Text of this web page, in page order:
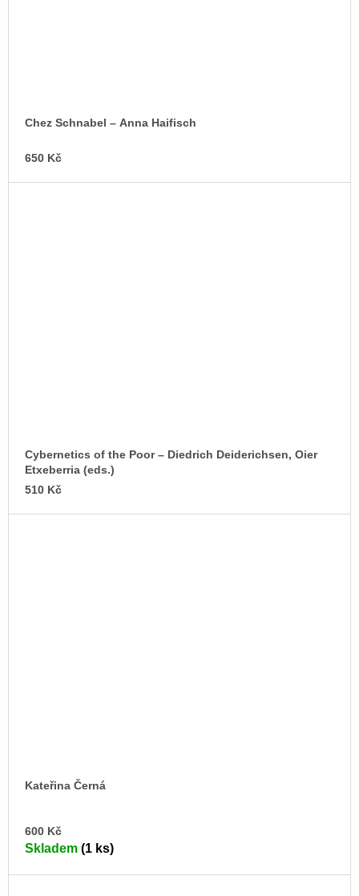
Chez Schnabel – Anna Haifisch
650 Kč
Cybernetics of the Poor – Diedrich Deiderichsen, Oier
Etxeberria (eds.)
510 Kč
Kateřina Černá
600 Kč
Skladem (1 ks)